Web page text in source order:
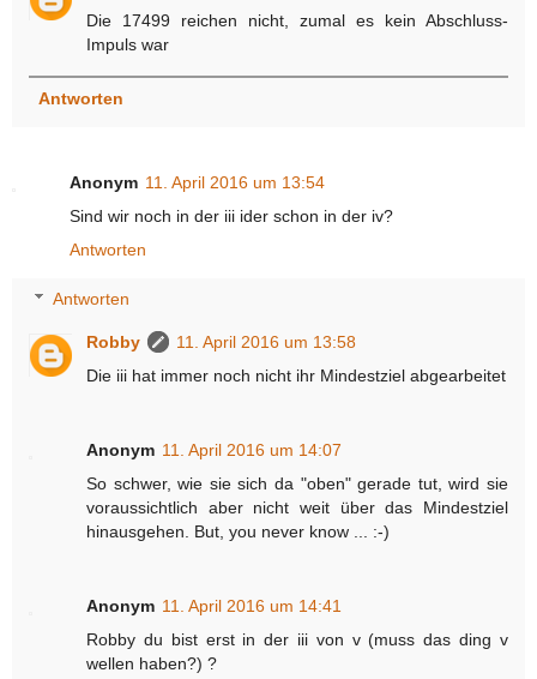
Die 17499 reichen nicht, zumal es kein Abschluss-
Impuls war
Antworten
Anonym 11. April 2016 um 13:54
Sind wir noch in der iii ider schon in der iv?
Antworten
Antworten
Robby
11. April 2016 um 13:58
Die iii hat immer noch nicht ihr Mindestziel abgearbeitet
Anonym 11. April 2016 um 14:07
So schwer, wie sie sich da "oben" gerade tut, wird sie
voraussichtlich aber nicht weit über das Mindestziel
hinausgehen. But, you never know ... :-)
Anonym 11. April 2016 um 14:41
Robby du bist erst in der iii von v (muss das ding v
wellen haben?) ?